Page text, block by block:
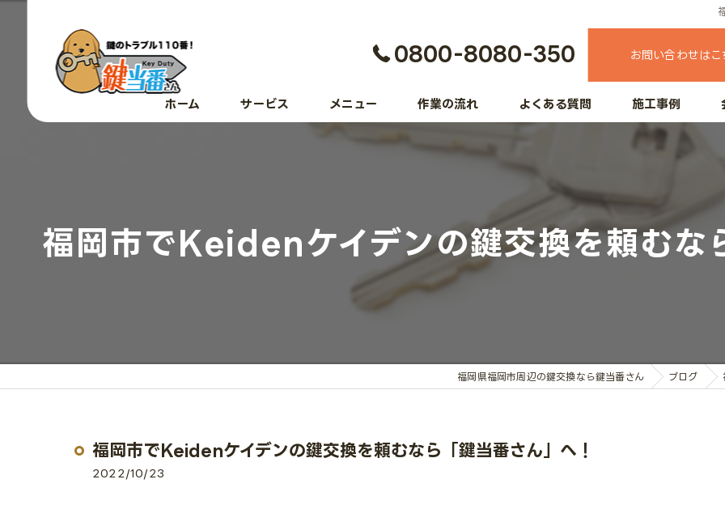
0800-8080-350 お問い合わせはこ
ホーム サービス メニュー 作業の流れ よくある質問 施工事例
福岡市でKeidenケイデンの鍵交換を頼むな
福岡県福岡市周辺の鍵交換なら鍵当番さん ブログ
福岡市でKeidenケイデンの鍵交換を頼むなら「鍵当番さん」へ！
2022/10/23